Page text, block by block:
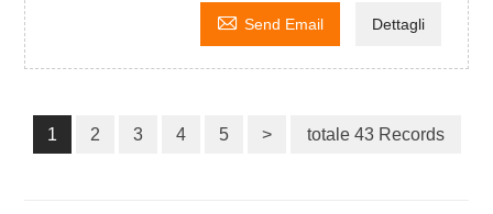
 Send Email Dettagli
1 2 3 4 5 > totale 43 Records